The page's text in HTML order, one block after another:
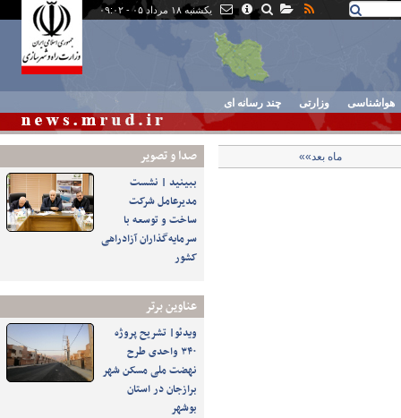
یکشنبه ۱۸ مرداد ۰۵ - ۰۹:۰۲
هواشناسی وزارتی چند رسانه ای
صدا و تصوير
ببینید | نشست
مدیرعامل شرکت
ساخت و توسعه با
سرمایه‌گذاران آزادراهی
کشور
عناوین برتر
ویدئو| تشریح پروژه
۳۴۰ واحدی طرح
نهضت ملی مسکن شهر
برازجان در استان
بوشهر
ماه بعد»»